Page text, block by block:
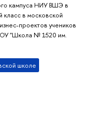
кампуса НИУ ВШЭ в
класс в московской
проектов учеников
"Школа № 1520 им.
школе